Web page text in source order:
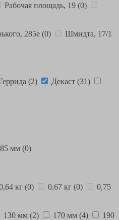
Рабочая площадь, 19 (0)
285е (0)
Шмидта, 17/1
(2) Декаст (31)
85 мм (0)
кг (0) 0,67 кг (0)
0,75
130 мм (2) 170 мм (4)
190